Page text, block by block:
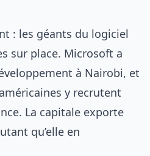
: les géants du logiciel
sur place. Microsoft a
à Nairobi, et
y recrutent
La capitale exporte
qu’elle en